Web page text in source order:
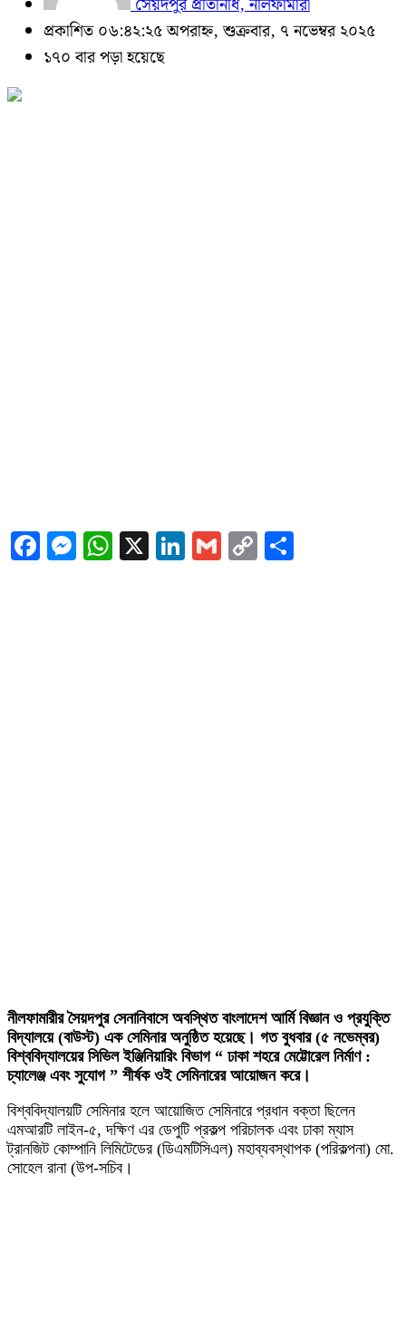
প্রকাশিত ০৬:৪২:২৫ অপরাহ্ন, শুক্রবার, ৭ নভেম্বর ২০২৫
১৭০ বার পড়া হয়েছে
Facebook
Messenger
WhatsApp
X LinkedIn
GmailCopy
নীলফামারীর সৈয়দপুর সেনানিবাসে অবস্থিত বাংলাদেশ আর্মি বিজ্ঞান ও প্রযুক্তি
বিদ্যালয়ে (বাউস্ট) এক সেমিনার অনুষ্ঠিত হয়েছে। গত বুধবার (৫ নভেম্বর)
বিশ্ববিদ্যালয়ের সিভিল ইঞ্জিনিয়ারিং বিভাগ “ ঢাকা শহরে মেট্টোরেল নির্মাণ :
চ্যালেঞ্জ এবং সুযোগ ” শীর্ষক ওই সেমিনারের আয়োজন করে।
বিশ্ববিদ্যালয়টি সেমিনার হলে আয়োজিত সেমিনারে প্রধান বক্তা ছিলেন
এমআরটি লাইন-৫, দক্ষিণ এর ডেপুটি প্রকল্প পরিচালক এবং ঢাকা ম্যাস
ট্রানজিট কোম্পানি লিমিটেডের (ডিএমটিসিএল) মহাব্যবস্থাপক (পরিকল্পনা) মো.
সোহেল রানা (উপ-সচিব।